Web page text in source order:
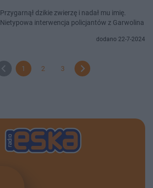
Przygarnął dzikie zwierzę i nadał mu imię.
Nietypowa interwencja policjantów z Garwolina
dodano 22-7-2024
1 2 3